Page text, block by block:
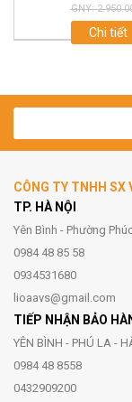
GNY:
Chi tiết
CÔNG TY TNHH SX
TP. HÀ NỘI
Yên Bình - Phường
0984 48 85 58
0934531680
lioaavs@gmail.com
TIẾP NHẬN BẢO
YÊN BÌNH - PHÚ LA -
0984 48 8558
0432909200